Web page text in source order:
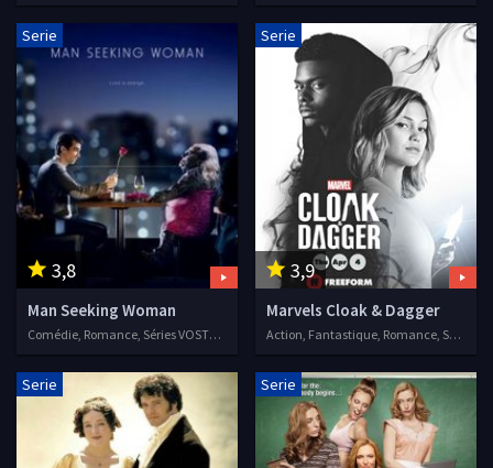
3,8
Serie
Man Seeking Woman
Comédie, Romance, Séries VOSTFR, 2015
3,9
Serie
Marvels Cloak & Dagger
Action, Fantastique, Romance, Séries VF, 2018
Serie Serie